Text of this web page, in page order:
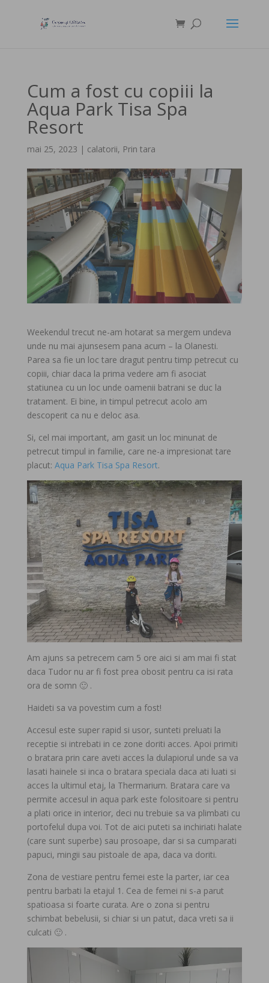
Cum a fost cu copiii la
Aqua Park Tisa Spa
Resort
mai 25, 2023 | calatorii, Prin tara
Weekendul trecut ne-am hotarat sa mergem undeva
unde nu mai ajunsesem pana acum – la Olanesti.
Parea sa fie un loc tare dragut pentru timp petrecut cu
copiii, chiar daca la prima vedere am fi asociat
statiunea cu un loc unde oamenii batrani se duc la
tratament. Ei bine, in timpul petrecut acolo am
descoperit ca nu e deloc asa.
Si, cel mai important, am gasit un loc minunat de
petrecut timpul in familie, care ne-a impresionat tare
placut: Aqua Park Tisa Spa Resort.
Am ajuns sa petrecem cam 5 ore aici si am mai fi stat
daca Tudor nu ar fi fost prea obosit pentru ca isi rata
ora de somn 🙂 .
Haideti sa va povestim cum a fost!
Accesul este super rapid si usor, sunteti preluati la
receptie si intrebati in ce zone doriti acces. Apoi primiti
o bratara prin care aveti acces la dulapiorul unde sa va
lasati hainele si inca o bratara speciala daca ati luati si
acces la ultimul etaj, la Thermarium. Bratara care va
permite accesul in aqua park este folositoare si pentru
a plati orice in interior, deci nu trebuie sa va plimbati cu
portofelul dupa voi. Tot de aici puteti sa inchiriati halate
(care sunt superbe) sau prosoape, dar si sa cumparati
papuci, mingii sau pistoale de apa, daca va doriti.
Zona de vestiare pentru femei este la parter, iar cea
pentru barbati la etajul 1. Cea de femei ni s-a parut
spatioasa si foarte curata. Are o zona si pentru
schimbat bebelusii, si chiar si un patut, daca vreti sa ii
culcati 🙂 .